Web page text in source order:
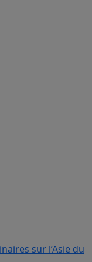
sur l’Asie du